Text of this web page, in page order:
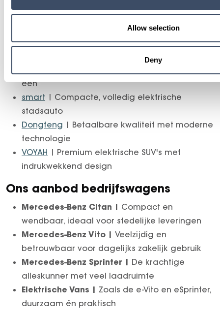
Allow selection
Deny
rijklaar en snel beschikbaar. Ideaal voor zowel
particuliere rijders als zakelijke klanten.
Ons aanbod personenwagens
één
smart | Compacte, volledig elektrische
stadsauto
Dongfeng | Betaalbare kwaliteit met moderne
technologie
VOYAH | Premium elektrische SUV's met
indrukwekkend design
Ons aanbod bedrijfswagens
Mercedes-Benz Citan | Compact en
wendbaar, ideaal voor stedelijke leveringen
Mercedes-Benz Vito | Veelzijdig en
betrouwbaar voor dagelijks zakelijk gebruik
Mercedes-Benz Sprinter | De krachtige
alleskunner met veel laadruimte
Elektrische Vans | Zoals de e-Vito en eSprinter,
duurzaam én praktisch